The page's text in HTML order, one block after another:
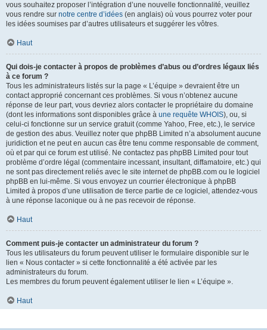
vous souhaitez proposer l’intégration d’une nouvelle fonctionnalité, veuillez
vous rendre sur notre centre d’idées (en anglais) où vous pourrez voter pour
les idées soumises par d’autres utilisateurs et suggérer les vôtres.
Haut
Qui dois-je contacter à propos de problèmes d’abus ou d’ordres légaux liés
à ce forum ?
Tous les administrateurs listés sur la page « L’équipe » devraient être un
contact approprié concernant ces problèmes. Si vous n’obtenez aucune
réponse de leur part, vous devriez alors contacter le propriétaire du domaine
(dont les informations sont disponibles grâce à une requête WHOIS), ou, si
celui-ci fonctionne sur un service gratuit (comme Yahoo, Free, etc.), le service
de gestion des abus. Veuillez noter que phpBB Limited n’a absolument aucune
juridiction et ne peut en aucun cas être tenu comme responsable de comment,
où et par qui ce forum est utilisé. Ne contactez pas phpBB Limited pour tout
problème d’ordre légal (commentaire incessant, insultant, diffamatoire, etc.) qui
ne sont pas directement reliés avec le site internet de phpBB.com ou le logiciel
phpBB en lui-même. Si vous envoyez un courrier électronique à phpBB
Limited à propos d’une utilisation de tierce partie de ce logiciel, attendez-vous
à une réponse laconique ou à ne pas recevoir de réponse.
Haut
Comment puis-je contacter un administrateur du forum ?
Tous les utilisateurs du forum peuvent utiliser le formulaire disponible sur le
lien « Nous contacter » si cette fonctionnalité a été activée par les
administrateurs du forum.
Les membres du forum peuvent également utiliser le lien « L’équipe ».
Haut